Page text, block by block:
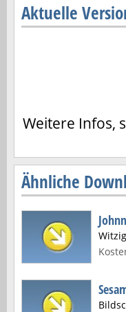
Aktuelle
Weitere Infos,
Ähnliche